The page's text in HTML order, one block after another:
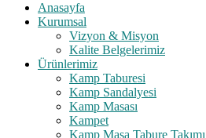
Anasayfa
Kurumsal
Vizyon & Misyon
Kalite Belgelerimiz
Ürünlerimiz
Kamp Taburesi
Kamp Sandalyesi
Kamp Masası
Kampet
Kamp Masa Tabure Takımı